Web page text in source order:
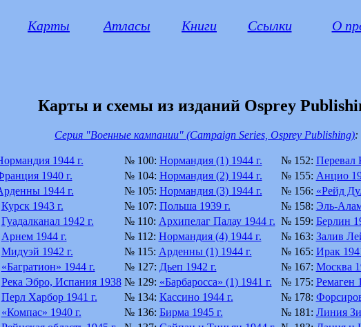
Карты Атласы Книги Ссылки О
Карты и схемы из изданий Osprey
Серия "Военные кампании" (Campaign Series, Osprey Publishing):
1944 г. № 100: Нормандия (1) 1944 г. № 152: Перевал
1940 г. № 104: Нормандия (2) 1944 г. № 155: Анцио
1944 г. № 105: Нормандия (3) 1944 г. № 156: «Рейд
Курск 1943 г. № 107: Польша 1939 г. № 158: Эль-
Гуадалканал 1942 г. № 110: Архипелаг Палау 1944 г. № 159: Берлин
Арнем 1944 г. № 112: Нормандия (4) 1944 г. № 163: Залив
Мидуэй 1942 г. № 115: Арденны (1) 1944 г. № 165: Ирак
«Багратион» 1944 г. № 127: Дьеп 1942 г. № 167: Москва
Река Эбро, Испания 1938 № 129: «Барбаросса» (1) 1941 г. № 175: Ремаген
Перл Харбор 1941 г. № 134: Кассино 1944 г. № 178:
«Компас» 1940 г. № 136: Бирма 1945 г. № 181: Линия